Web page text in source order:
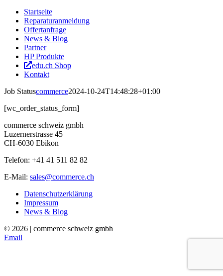
Startseite
Reparaturanmeldung
Offertanfrage
News & Blog
Partner
HP Produkte
edu.ch Shop
Kontakt
Job Statuscommerce2024-10-24T14:48:28+01:00
[wc_order_status_form]
commerce schweiz gmbh
Luzernerstrasse 45
CH-6030 Ebikon
Telefon: +41 41 511 82 82
E-Mail: sales@commerce.ch
Datenschutzerklärung
Impressum
News & Blog
© 2026 | commerce schweiz gmbh
Email